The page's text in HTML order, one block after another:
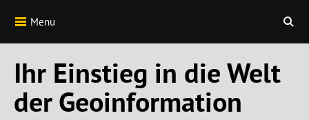
Menu
Ihr Einstieg in die Welt
der Geoinformation